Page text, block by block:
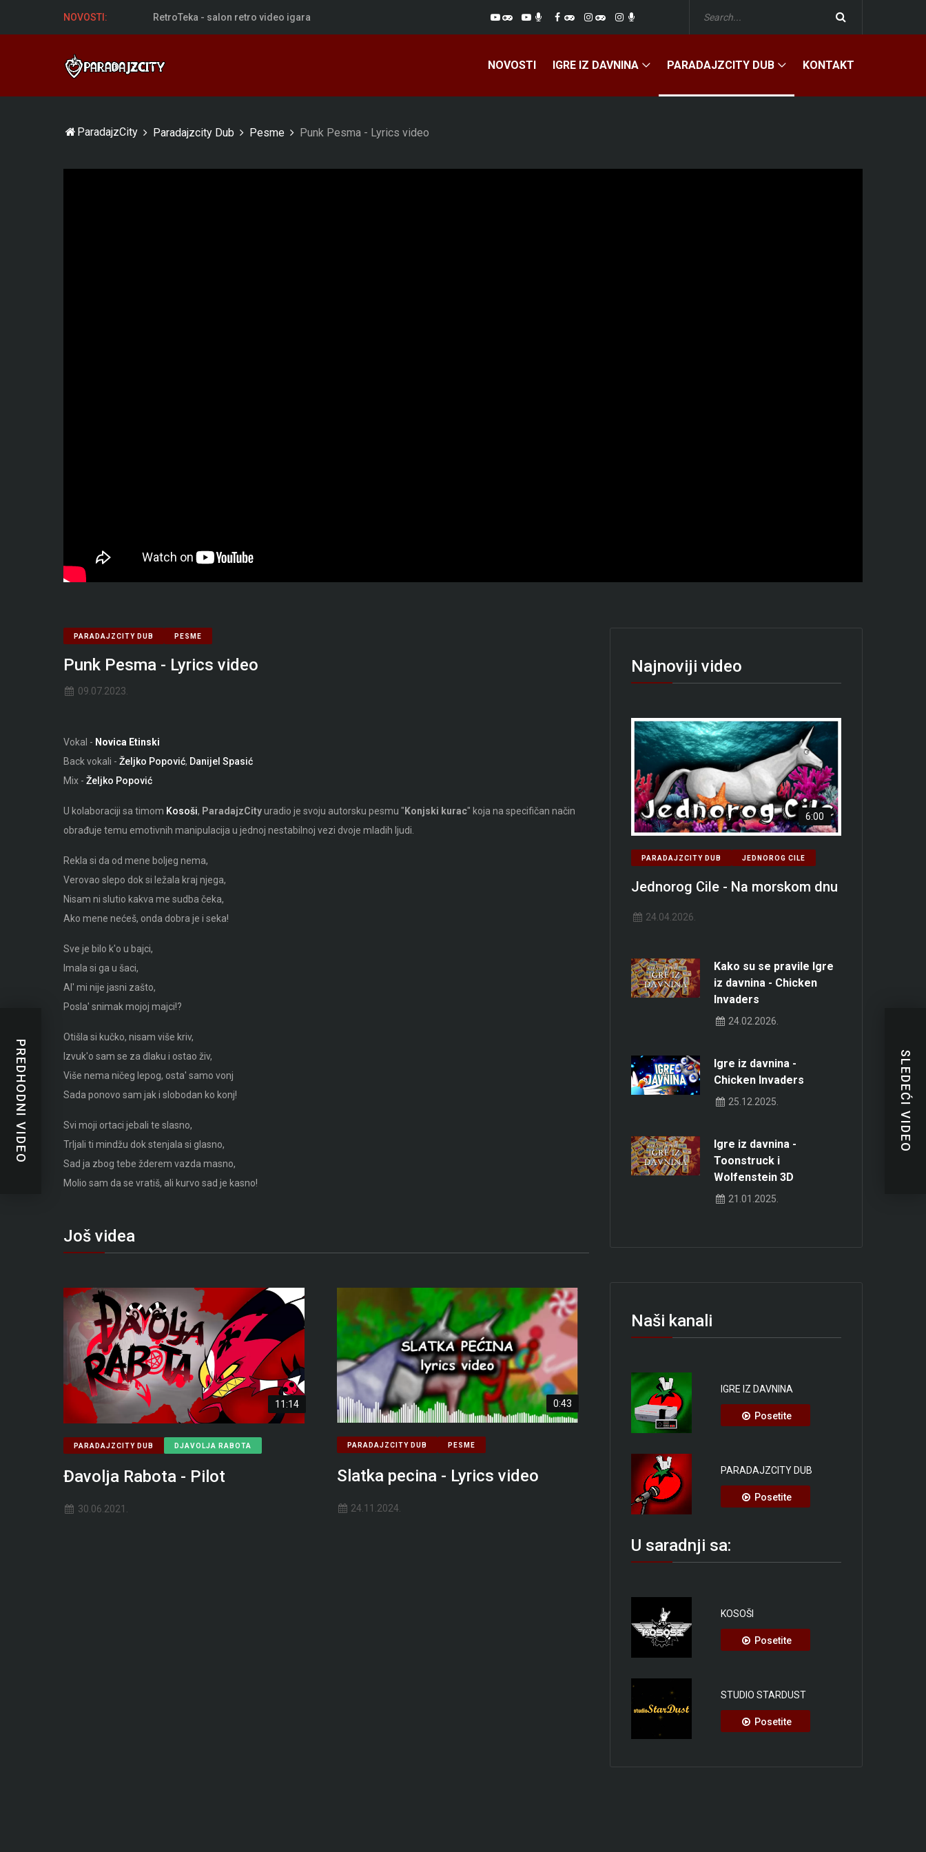
NOVOSTI: RetroTeka - salon retro video igara
NOVOSTI IGRE IZ DAVNINA PARADAJZCITY DUB KONTAKT
ParadajzCity Paradajzcity Dub Pesme Punk Pesma - Lyrics video
PREDHODNI VIDEO SLEDEĆI VIDEO
PARADAJZCITY DUB PESME
Punk Pesma - Lyrics video
09.07.2023.
Vokal - Novica Etinski
Back vokali - Željko Popović, Danijel Spasić
Mix - Željko Popović
U kolaboraciji sa timom Kosoši, ParadajzCityuradio je svoju autorsku pesmu " Konjski kurac" koja na specifičan način
obrađuje temu emotivnih manipulacija u jednoj nestabilnoj vezi dvoje mladih ljudi.
Rekla si da od mene boljeg nema,
Verovao slepo dok si ležala kraj njega,
Nisam ni slutio kakva me sudba čeka,
Ako mene nećeš, onda dobra je i seka!
Sve je bilo k'o u bajci,
Imala si ga u šaci,
Al' mi nije jasni zašto,
Posla' snimak mojoj majci!?
Otišla si kučko, nisam više kriv,
Izvuk'o sam se za dlaku i ostao živ,
Više nema ničeg lepog, osta' samo vonj
Sada ponovo sam jak i slobodan ko konj!
Svi moji ortaci jebali te slasno,
Trljali ti mindžu dok stenjala si glasno,
Sad ja zbog tebe žderem vazda masno,
Molio sam da se vratiš, ali kurvo sad je kasno!
Još videa
11:14
PARADAJZCITY DUB DJAVOLJA RABOTA
Đavolja Rabota - Pilot
30.06.2021.
0:43
PARADAJZCITY DUB PESME
Slatka pecina - Lyrics video
24.11.2024.
Najnoviji video
6:00
PARADAJZCITY DUB JEDNOROG CILE
Jednorog Cile - Na morskom dnu
24.04.2026.
Kako su se pravile Igre
iz davnina - Chicken
Invaders
24.02.2026.
Igre iz davnina -
Chicken Invaders
25.12.2025.
Igre iz davnina -
Toonstruck i
Wolfenstein 3D
21.01.2025.
Naši kanali
IGRE IZ DAVNINA
Posetite
PARADAJZCITY DUB
Posetite
U saradnji sa:
KOSOŠI
Posetite
STUDIO STARDUST
Posetite